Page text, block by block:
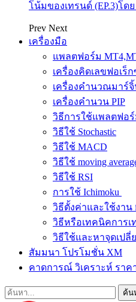
โน้มของเทรนด์ (EP.3)โด
Prev Next
เครื่องมือ
แพลตฟอร์ม
เครื่องคิดเลขฟอเร็
เครื่องคำนวณมาร์
เครื่องคำนวน PIP
วิธีการใช้แพลตฟอร์
วิธีใช้ Stochastic
วิธีใช้ MACD
วิธีใช้ moving
วิธีใช้ RSI
การใช้ Ichimoku
วิธีตั้งค่าและใช้งาน
วิธีหรือเทคนิคการเ
วิธีใช้และหาจุดเปลี่ย
สัมมนา โปรโมชั่น XM
คาดการณ์ วิเคราะห์ ราค